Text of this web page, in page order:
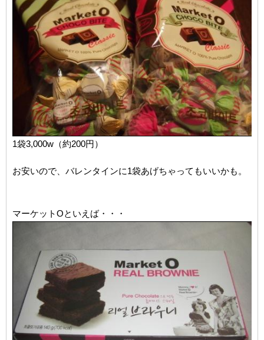
1袋3,000w（約200円）
お安いので、バレンタインに1袋あげちゃってもいいかも。
マーケットOといえば・・・